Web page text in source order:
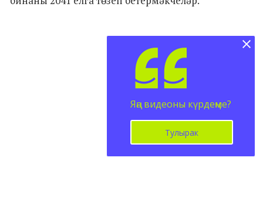
Яңа видеоны күрдеңме?
Тулырак